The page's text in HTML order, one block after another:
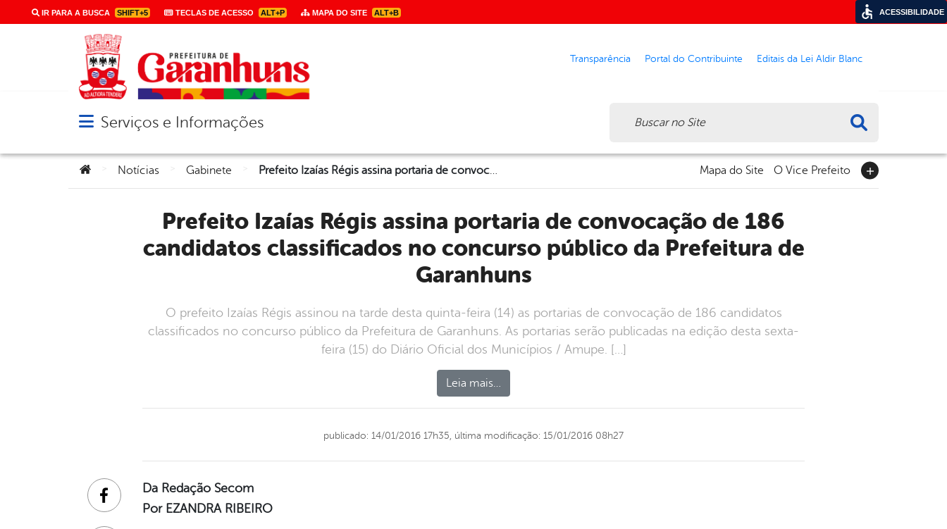
IR PARA A BUSCA SHIFT+5 TECLAS DE ACESSO ALT+P MAPA DO SITE ALT+B
Transparência Portal do Contribuinte Editais da Lei Aldir Blanc
Abrir menu principal de navegação
Serviços e Informações
Você está aqui:
Notícias Gabinete Prefeito Izaías Régis assina portaria de convocação de 186 candidatos classificados no concurso público da Prefeitura de Garanhuns Mapa do Site O Vice Prefeito
Prefeito Izaías Régis assina portaria de convocação de 186
candidatos classificados no concurso público da Prefeitura de
Garanhuns
O prefeito Izaías Régis assinou na tarde desta quinta-feira (14) as portarias de convocação de 186 candidatos
classificados no concurso público da Prefeitura de Garanhuns. As portarias serão publicadas na edição desta sexta-
feira (15) do Diário Oficial dos Municípios / Amupe. […]
Leia mais…
publicado: 14/01/2016 17h35, última modificação: 15/01/2016 08h27
Da Redação Secom
Por EZANDRA RIBEIRO
Facebook
ACESSIBILIDADE